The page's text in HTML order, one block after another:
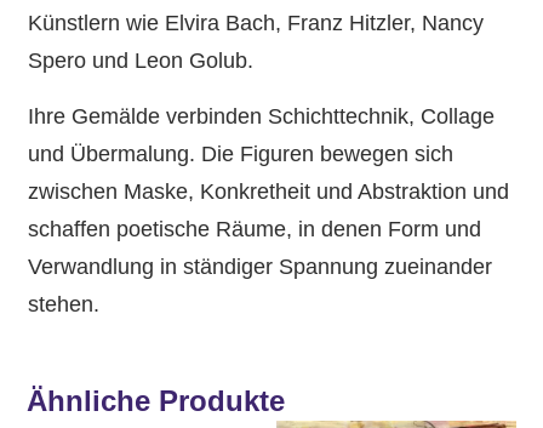
Künstlern wie Elvira Bach, Franz Hitzler, Nancy
Spero und Leon Golub.
Ihre Gemälde verbinden Schichttechnik, Collage
und Übermalung. Die Figuren bewegen sich
zwischen Maske, Konkretheit und Abstraktion und
schaffen poetische Räume, in denen Form und
Verwandlung in ständiger Spannung zueinander
stehen.
Ähnliche Produkte